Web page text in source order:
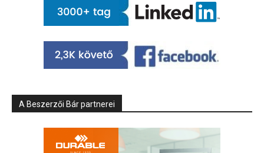
A Beszerzői Bár partnerei